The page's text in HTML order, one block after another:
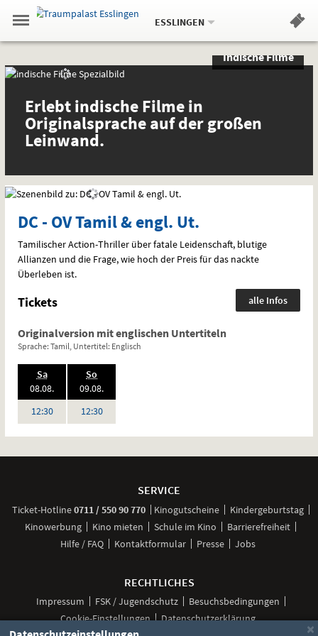
Springe
zum
,zum
.
Navigation
Service
Gehe
zur
Standortauswahl
Standort:
ESSLINGEN.
Hinweis
Spezial
Sondervorstellungen
spezielle
Interessen
Indische Filme
Erlebt indische Filme in
Originalsprache auf der großen
Leinwand.
DC - OV Tamil & engl. Ut.
Tamilischer Action-Thriller über fatale Leidenschaft, blutige
Allianzen und die Frage, wie hoch der Preis für das nackte
Überleben ist.
alle Infos
Tickets
Originalversion mit englischen Untertiteln
Sprache: Tamil, Untertitel: Englisch
Sa.,
08.08.2026:
12:30Uhr
So
09.08.2026:
12:30Uhr
SERVICE
Ticket-Hotline0711 / 550 90 770anrufen
Kinogutscheine
Kindergeburtstag
Kinowerbung
Kino mieten Schule im Kino
Barrierefreiheit
Hilfe / FAQ
Kontaktformular Presse Jobs
RECHTLICHES
Impressum FSK / Jugendschutz
Besuchsbedingungen
Cookie-Einstellungen
Datenschutzerklärung
×